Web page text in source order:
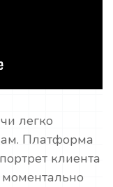
легко
Платформа
клиента